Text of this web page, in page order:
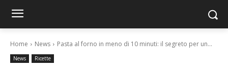
Home News Pasta al forno in meno di 10 minuti: il segreto per un...
News Ricette